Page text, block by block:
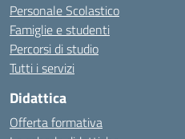
Personale Scolastico
Famiglie e studenti
Percorsi di studio
Tutti i servizi
Didattica
Offerta formativa